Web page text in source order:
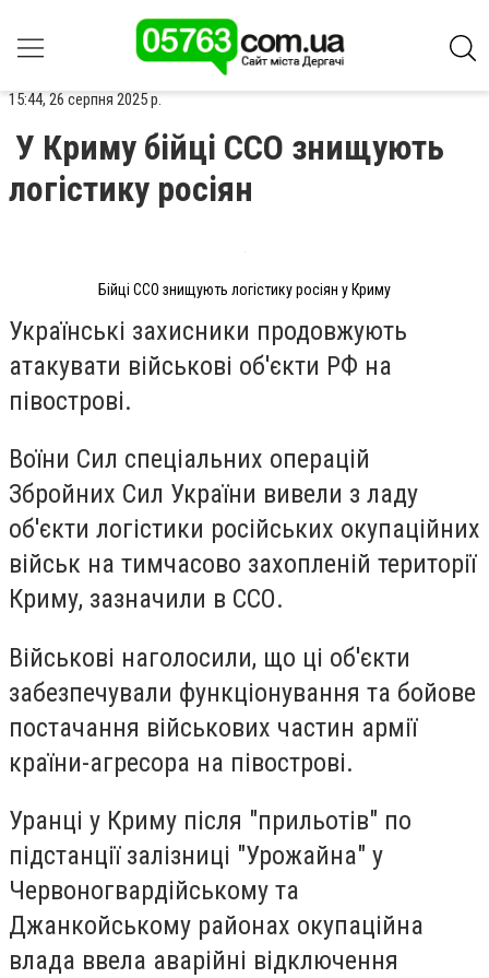
15:44, 26 серпня 2025 р.
У Криму бійці ССО знищують
логістику росіян
Бійці ССО знищують логістику росіян у Криму
Українські захисники продовжують
атакувати військові об'єкти РФ на
півострові.
Воїни Сил спеціальних операцій
Збройних Сил України вивели з ладу
об'єкти логістики російських окупаційних
військ на тимчасово захопленій території
Криму, зазначили в ССО.
Військові наголосили, що ці об'єкти
забезпечували функціонування та бойове
постачання військових частин армії
країни-агресора на півострові.
Уранці у Криму після "прильотів" по
підстанції залізниці "Урожайна" у
Червоногвардійському та
Джанкойському районах окупаційна
влада ввела аварійні відключення